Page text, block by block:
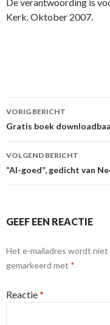
Kerk. Oktober 2007.
VORIG BERICHT
Gratis boek
VOLGEND BERICHT
“Al-goed”, gedicht van
GEEF EEN REACTIE
Het e-mailadres wordt niet
gemarkeerd met *
Reactie*